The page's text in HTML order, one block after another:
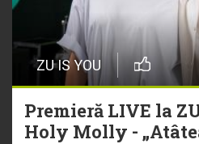
ZU IS YOU
Premieră LIVE la
Holy Molly -